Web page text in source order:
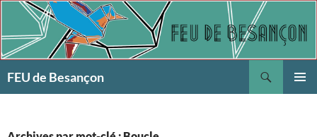
Aller
contenu
FEU de Besançon